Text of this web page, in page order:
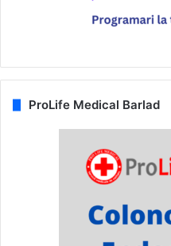
ProLife Medical Barlad